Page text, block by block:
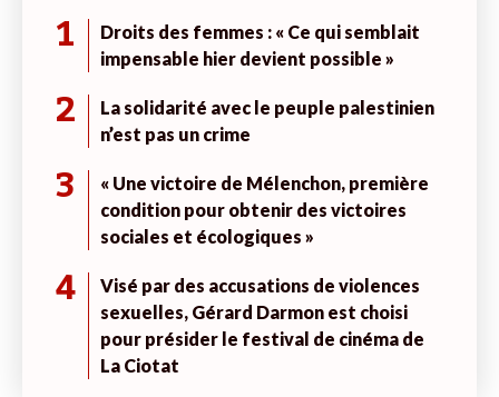
1
Droits des femmes : « Ce qui semblait
impensable hier devient possible »
2
La solidarité avec le peuple palestinien
n’est pas un crime
3
« Une victoire de Mélenchon, première
condition pour obtenir des victoires
sociales et écologiques »
4
Visé par des accusations de violences
sexuelles, Gérard Darmon est choisi
pour présider le festival de cinéma de
La Ciotat